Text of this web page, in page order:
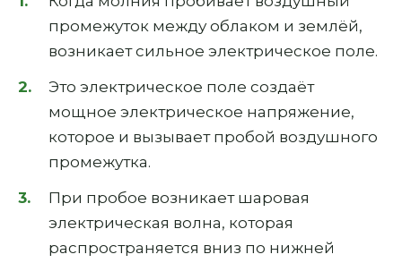
промежуток между облаком и землёй,
возникает сильное электрическое поле.
Это электрическое поле создаёт
мощное электрическое напряжение,
которое и вызывает пробой воздушного
промежутка.
При пробое возникает шаровая
электрическая волна, которая
распространяется вниз по нижней